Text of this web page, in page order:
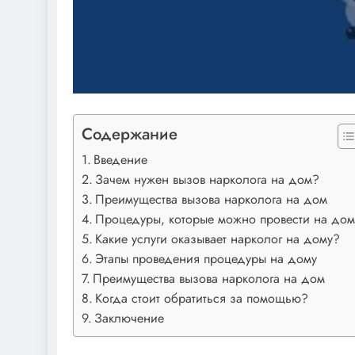
Содержание
Введение
Зачем нужен вызов нарколога на дом?
Преимущества вызова нарколога на дом
Процедуры, которые можно провести на
Какие услуги оказывает нарколог на дому?
Этапы проведения процедуры на дому
Преимущества вызова нарколога на дом
Когда стоит обратиться за помощью?
Заключение